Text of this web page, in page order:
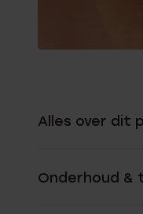
Alles over dit
Onderhoud &